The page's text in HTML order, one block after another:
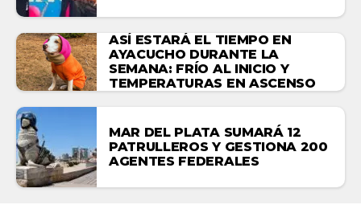
ASÍ ESTARÁ EL TIEMPO EN
AYACUCHO DURANTE LA
SEMANA: FRÍO AL INICIO Y
TEMPERATURAS EN ASCENSO
MAR DEL PLATA SUMARÁ 12
PATRULLEROS Y GESTIONA 200
AGENTES FEDERALES